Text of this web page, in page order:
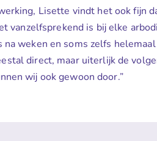
Lisette vindt het ook fijn
vanzelfsprekend is bij elke
weken en soms zelfs
direct, maar uiterlijk de
wij ook gewoon door.”